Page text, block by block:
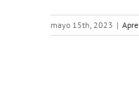
mayo 15th, 2023 |